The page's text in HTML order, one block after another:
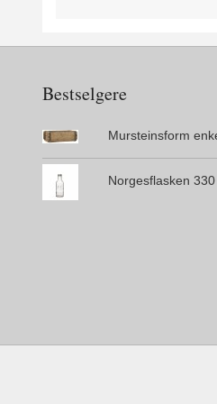
Bestselgere
Mursteinsform
Norgesflasken